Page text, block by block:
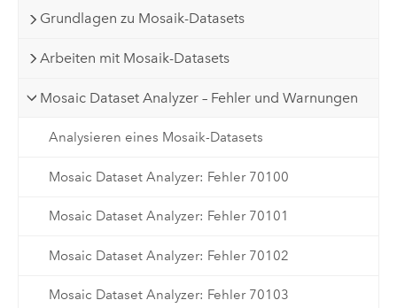
Grundlagen zu Mosaik-Datasets
Arbeiten mit Mosaik-Datasets
Mosaic Dataset Analyzer – Fehler und Warnungen
Analysieren eines Mosaik-Datasets
Mosaic Dataset Analyzer: Fehler 70100
Mosaic Dataset Analyzer: Fehler 70101
Mosaic Dataset Analyzer: Fehler 70102
Mosaic Dataset Analyzer: Fehler 70103